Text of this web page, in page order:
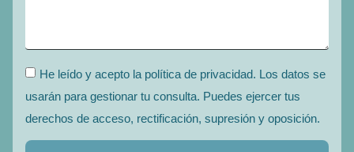
He leído y acepto la política de privacidad. Los datos se
usarán para gestionar tu consulta. Puedes ejercer tus
derechos de acceso, rectificación, supresión y oposición.